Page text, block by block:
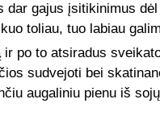
gajus įsitikinimus dėl
toliau, tuo labiau
po to atsiradus
sudvejoti bei
augaliniu pienu iš